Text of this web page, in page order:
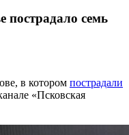
пострадало семь
в котором пострадали
«Псковская